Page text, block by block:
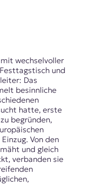
wechselvoller
und
Das
besinnliche
hatte, erste
begründen,
Von den
und gleich
verbanden sie